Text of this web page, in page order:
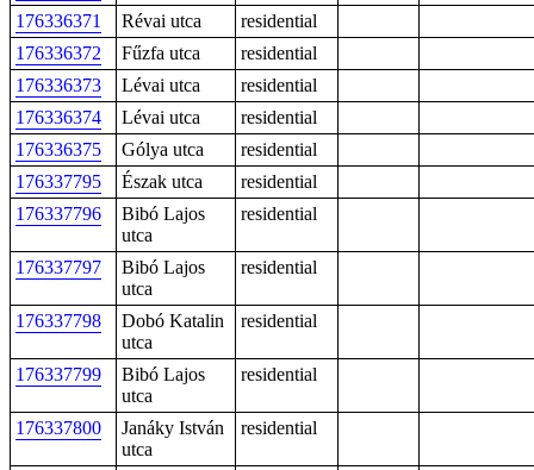
176336371
Révai utca
residential
176336372
Fűzfa utca
residential
176336373
Lévai utca
residential
176336374
Lévai utca
residential
176336375
Gólya utca
residential
176337795
Észak utca
residential
176337796
Bibó Lajos
utca
residential
176337797
Bibó Lajos
utca
residential
176337798
Dobó Katalin
utca
residential
176337799
Bibó Lajos
utca
residential
176337800
Janáky István
utca
residential